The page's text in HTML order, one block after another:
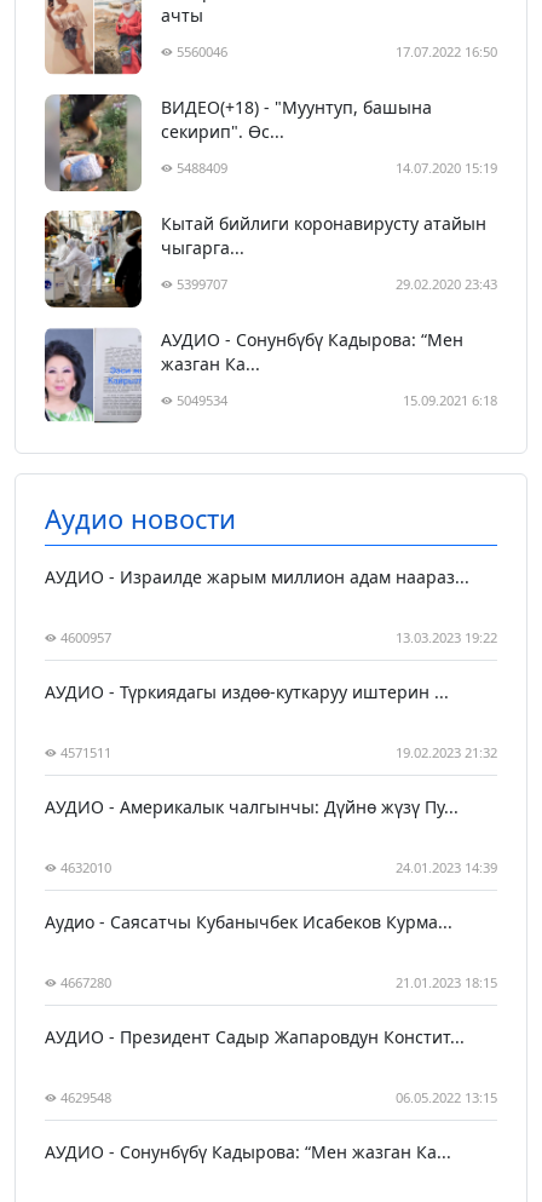
ачты
5560046 17.07.2022 16:50
ВИДЕО(+18) - "Муунтуп, башына
секирип". Өс...
5488409 14.07.2020 15:19
Кытай бийлиги коронавирусту атайын
чыгарга...
5399707 29.02.2020 23:43
АУДИО - Сонунбүбү Кадырова: “Мен
жазган Ка...
5049534 15.09.2021 6:18
Аудио новости
АУДИО - Израилде жарым миллион адам наараз...
4600957 13.03.2023 19:22
АУДИО - Түркиядагы издөө-куткаруу иштерин ...
4571511 19.02.2023 21:32
АУДИО - Америкалык чалгынчы: Дүйнө жүзү Пу...
4632010 24.01.2023 14:39
Аудио - Саясатчы Кубанычбек Исабеков Курма...
4667280 21.01.2023 18:15
АУДИО - Президент Садыр Жапаровдун Констит...
4629548 06.05.2022 13:15
АУДИО - Сонунбүбү Кадырова: “Мен жазган Ка...